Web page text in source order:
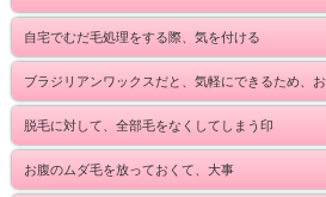
自宅でむだ毛処理をする際、気を付ける
ブラジリアンワックスだと、気軽にできるため、お
脱毛に対して、全部毛をなくしてしまう印
お腹のムダ毛を放っておくて、大事